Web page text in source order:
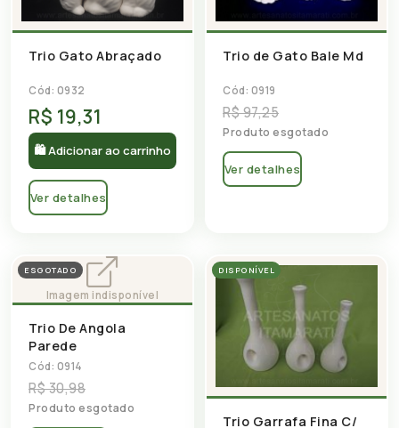
Trio Gato Abraçado
Cód: 0932
R$ 19,31
🛍 Adicionar ao carrinho
Ver detalhes
Trio de Gato Bale Md
Cód: 0919
R$ 97,25
Produto esgotado
Ver detalhes
ESGOTADO
Trio De Angola
Parede
Cód: 0914
R$ 30,98
Produto esgotado
DISPONÍVEL
Trio Garrafa Fina C/